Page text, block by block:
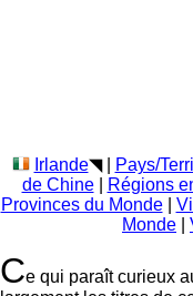
Irlande◥| Pays/
de Chine| Régions
Provinces du Monde|
Monde
Ce qui paraît curieux